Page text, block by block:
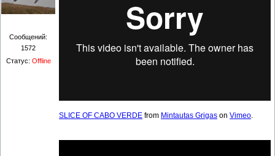
Сообщений:
1572
Статус: Offline
SLICE OF CABO VERDE from Mintautas Grigas on Vimeo